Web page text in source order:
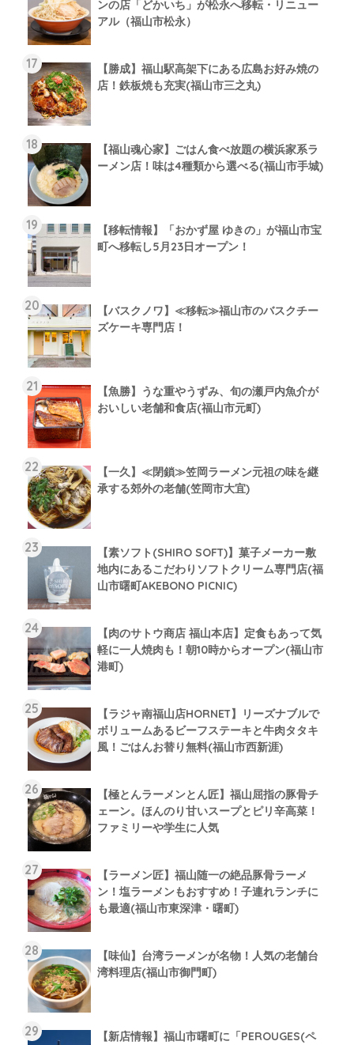
ンの店「どかいち」が松永へ移転・リニュー
アル（福山市松永）
【勝成】福山駅高架下にある広島お好み焼の
店！鉄板焼も充実(福山市三之丸)
【福山魂心家】ごはん食べ放題の横浜家系ラ
ーメン店！味は4種類から選べる(福山市手城)
【移転情報】「おかず屋 ゆきの」が福山市宝
町へ移転し5月23日オープン！
【バスクノワ】≪移転≫福山市のバスクチー
ズケーキ専門店！
【魚勝】うな重やうずみ、旬の瀬戸内魚介が
おいしい老舗和食店(福山市元町)
【一久】≪閉鎖≫笠岡ラーメン元祖の味を継
承する郊外の老舗(笠岡市大宜)
【素ソフト(SHIRO SOFT)】菓子メーカー敷
地内にあるこだわりソフトクリーム専門店(福
山市曙町AKEBONO PICNIC)
【肉のサトウ商店 福山本店】定食もあって気
軽に一人焼肉も！朝10時からオープン(福山市
港町)
【ラジャ南福山店HORNET】リーズナブルで
ボリュームあるビーフステーキと牛肉タタキ
風！ごはんお替り無料(福山市西新涯)
【極とんラーメンとん匠】福山屈指の豚骨チ
ェーン。ほんのり甘いスープとピリ辛高菜！
ファミリーや学生に人気
【ラーメン匠】福山随一の絶品豚骨ラーメ
ン！塩ラーメンもおすすめ！子連れランチに
も最適(福山市東深津・曙町)
【味仙】台湾ラーメンが名物！人気の老舗台
湾料理店(福山市御門町)
【新店情報】福山市曙町に「PEROUGES(ペ